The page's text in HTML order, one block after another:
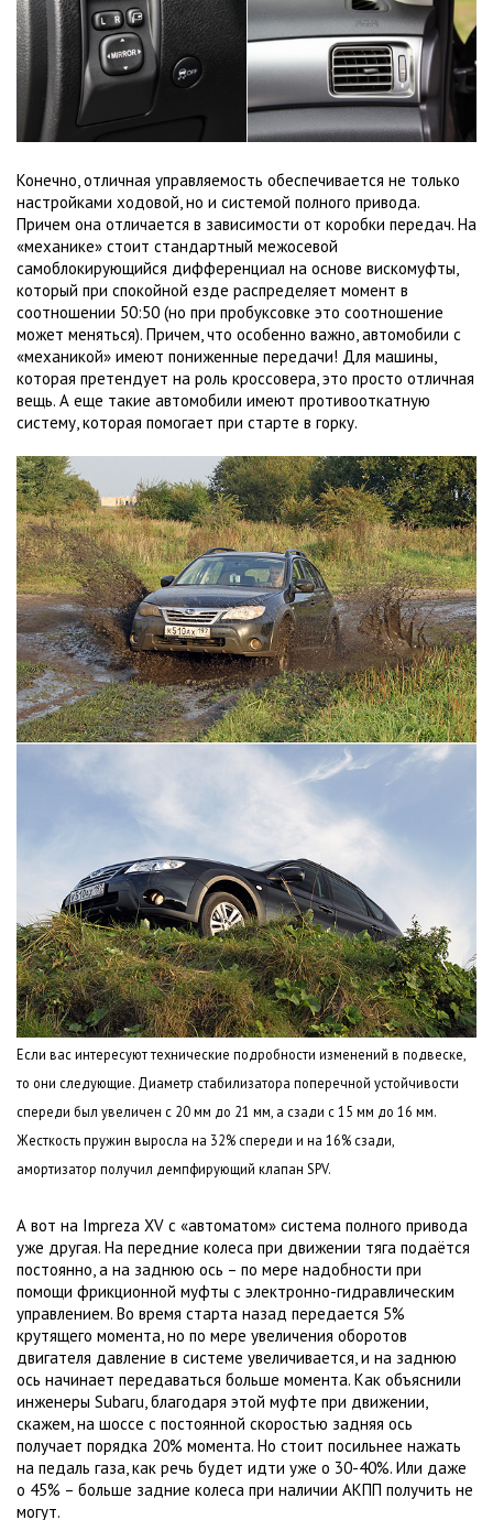
Конечно, отличная управляемость обеспечивается не только
настройками ходовой, но и системой полного привода.
Причем она отличается в зависимости от коробки передач. На
«механике» стоит стандартный межосевой
самоблокирующийся дифференциал на основе вискомуфты,
который при спокойной езде распределяет момент в
соотношении 50:50 (но при пробуксовке это соотношение
может меняться). Причем, что особенно важно, автомобили с
«механикой» имеют пониженные передачи! Для машины,
которая претендует на роль кроссовера, это просто отличная
вещь. А еще такие автомобили имеют противооткатную
систему, которая помогает при старте в горку.
Если вас интересуют технические подробности изменений в подвеске,
то они следующие. Диаметр стабилизатора поперечной устойчивости
спереди был увеличен с 20 мм до 21 мм , а сзади с15 мм до 16 мм.
Жесткость пружин выросла на 32% спереди и на 16% сзади,
амортизатор получил демпфирующий клапан SPV.
А вот на Impreza XV с «автоматом» система полного привода
уже другая. На передние колеса при движении тяга подаётся
постоянно, а на заднюю ось – по мере надобности при
помощи фрикционной муфты с электронно-гидравлическим
управлением. Во время старта назад передается 5%
крутящего момента, но по мере увеличения оборотов
двигателя давление в системе увеличивается, и на заднюю
ось начинает передаваться больше момента. Как объяснили
инженеры Subaru, благодаря этой муфте при движении,
скажем, на шоссе с постоянной скоростью задняя ось
получает порядка 20% момента. Но стоит посильнее нажать
на педаль газа, как речь будет идти уже о 30-40%. Или даже
о 45% – больше задние колеса при наличии АКПП получить не
могут.